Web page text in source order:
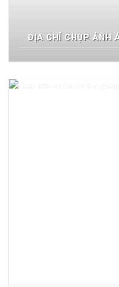
ĐỊA CHỈ CHỤP ẢNH